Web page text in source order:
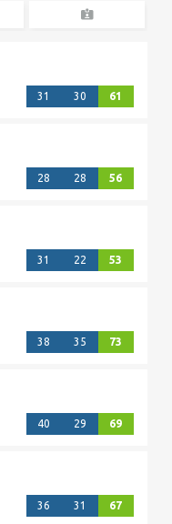
31 30 61
28 28 56
31 22 53
38 35 73
40 29 69
36 31 67